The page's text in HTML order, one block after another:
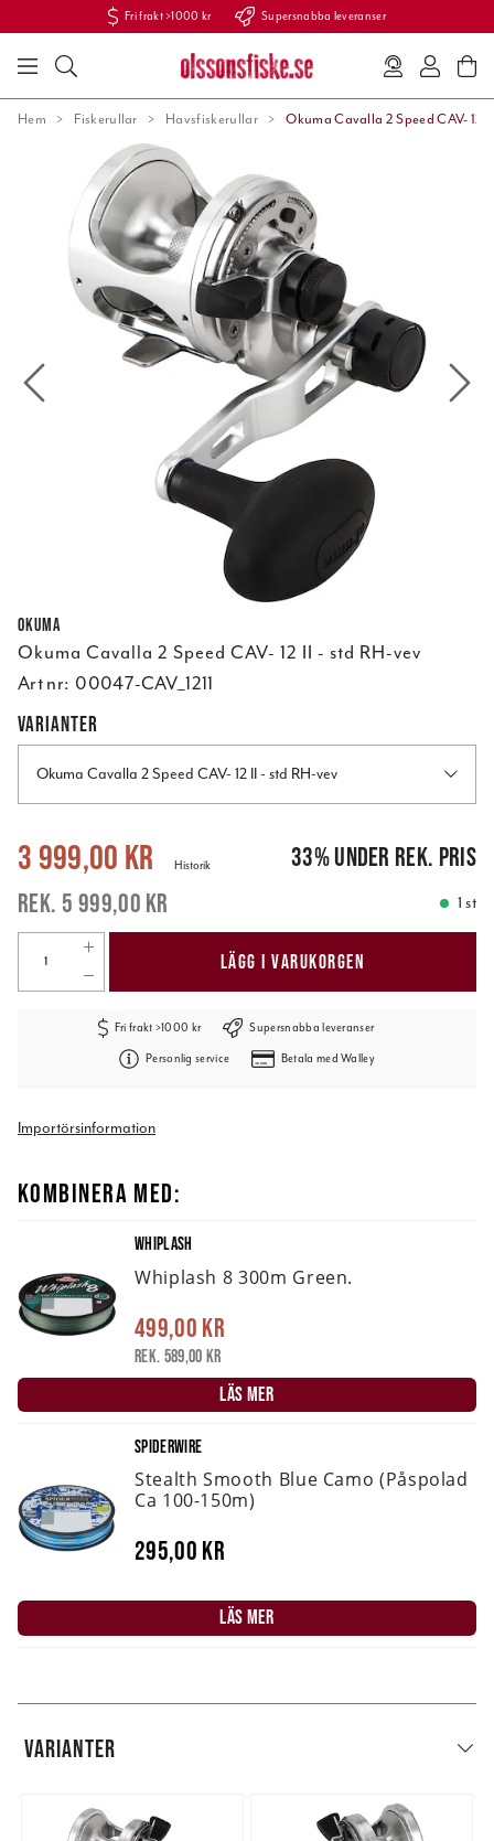
Fri frakt >1000 kr Supersnabba leveranser
Hem Fiskerullar Havsfiskerullar Okuma Cavalla 2 Speed CAV- 12
Okuma
Okuma Cavalla 2 Speed CAV- 12 II - std RH-vev
Art nr: 00047-CAV_1211
VARIANTER
Okuma Cavalla 2 Speed CAV- 12 II - std RH-vev
Nuvarande pris: 3 999,00 kr 5 999,00 kr
3 999,00 kr
5 999,00 kr
Historik 33%under rek. pris
1 st
LÄGG I VARUKORGEN
Fri frakt >1000 kr Supersnabba leveranser
Personlig service Betala med Walley
Importörsinformation
KOMBINERA MED:
WHIPLASH
Whiplash 8 300m Green.
499,00 kr
Rek. 589,00 kr
LÄS MER
SPIDERWIRE
Stealth Smooth Blue Camo (påspolad
Ca 100-150m)
295,00 kr
LÄS MER
VARIANTER